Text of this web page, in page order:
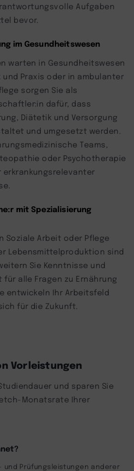
Aufgaben
bevor.
im Gesundheitswesen
warten in Gesundheitswesen
und Praxis oder in ambulanter
sorgen Sie als
dafür, dass
Diätetik und Versorgung
und umgesetzt werden.
Teams,
oder Psychotherapie
mit Spezialisierung
Soziale Arbeit oder Pflege
Lebensmittelproduktion sind
Sie Kenntnisse und
alle Fragen zu Ernährung
entwickeln Ihr Arbeitsfeld
für die Zukunft.
Vorleistungen
und sparen Sie
Monatsrate Ihrer
und Prüfungsleistungen anderer